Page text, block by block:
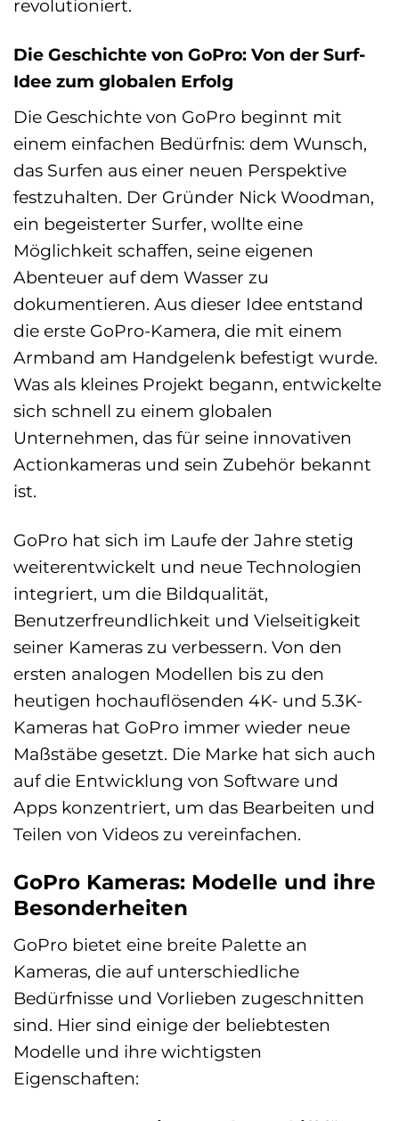
revolutioniert.
Die Geschichte von GoPro: Von der Surf-
Idee zum globalen Erfolg
Die Geschichte von GoPro beginnt mit
einem einfachen Bedürfnis: dem Wunsch,
das Surfen aus einer neuen Perspektive
festzuhalten. Der Gründer Nick Woodman,
ein begeisterter Surfer, wollte eine
Möglichkeit schaffen, seine eigenen
Abenteuer auf dem Wasser zu
dokumentieren. Aus dieser Idee entstand
die erste GoPro-Kamera, die mit einem
Armband am Handgelenk befestigt wurde.
Was als kleines Projekt begann, entwickelte
sich schnell zu einem globalen
Unternehmen, das für seine innovativen
Actionkameras und sein Zubehör bekannt
ist.
GoPro hat sich im Laufe der Jahre stetig
weiterentwickelt und neue Technologien
integriert, um die Bildqualität,
Benutzerfreundlichkeit und Vielseitigkeit
seiner Kameras zu verbessern. Von den
ersten analogen Modellen bis zu den
heutigen hochauflösenden 4K- und 5.3K-
Kameras hat GoPro immer wieder neue
Maßstäbe gesetzt. Die Marke hat sich auch
auf die Entwicklung von Software und
Apps konzentriert, um das Bearbeiten und
Teilen von Videos zu vereinfachen.
GoPro Kameras: Modelle und ihre
Besonderheiten
GoPro bietet eine breite Palette an
Kameras, die auf unterschiedliche
Bedürfnisse und Vorlieben zugeschnitten
sind. Hier sind einige der beliebtesten
Modelle und ihre wichtigsten
Eigenschaften: